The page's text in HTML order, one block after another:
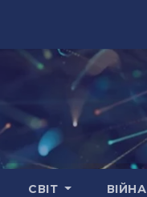
СВІТ ВІЙНА